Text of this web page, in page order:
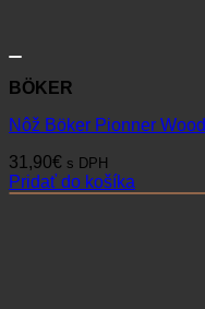
BÖKER
Nôž Böker Pionner Wood
31,90€ s DPH
Pridať do košíka